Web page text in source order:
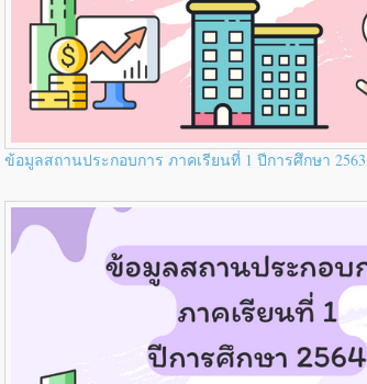
ข้อมูลสถานประกอบการ ภาคเรียนที่ 1 ปีการศึกษา 2563